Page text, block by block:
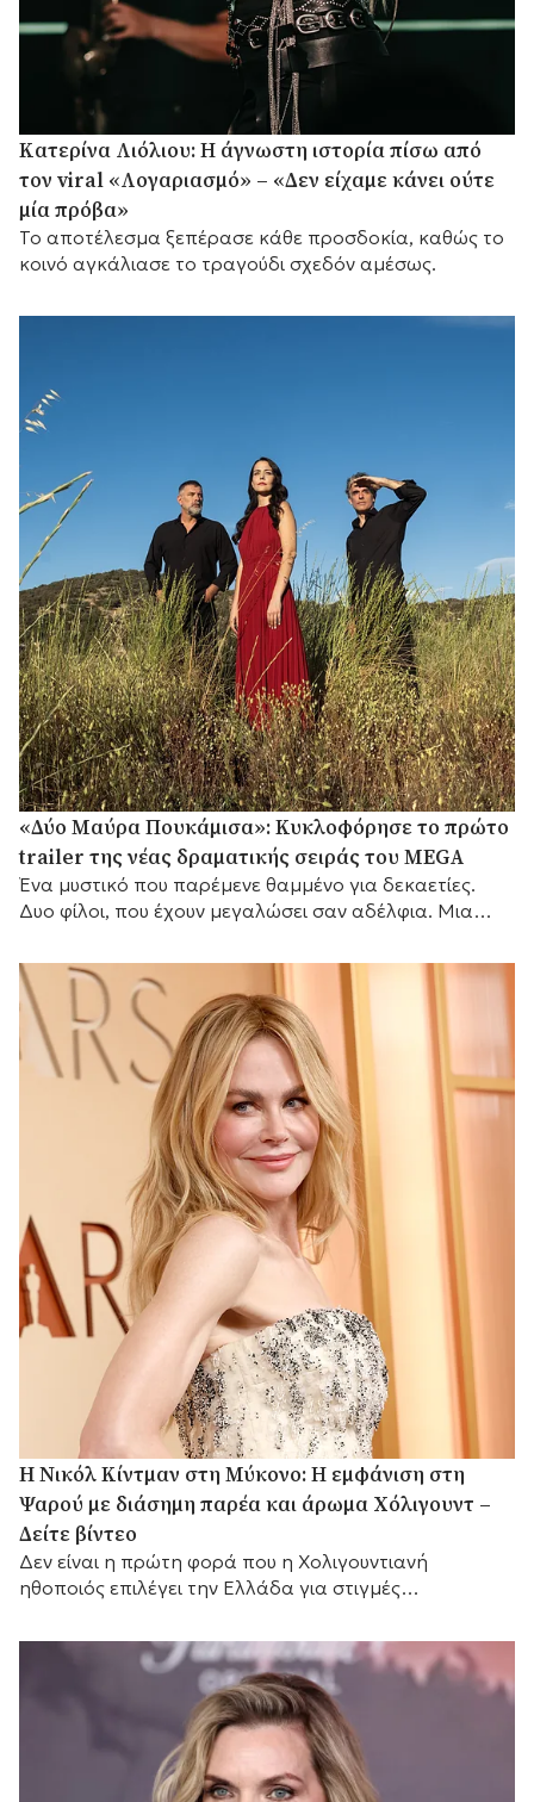
Κατερίνα Λιόλιου: Η άγνωστη ιστορία πίσω από
τον viral «Λογαριασμό» – «Δεν είχαμε κάνει ούτε
μία πρόβα»
Το αποτέλεσμα ξεπέρασε κάθε προσδοκία, καθώς το
κοινό αγκάλιασε το τραγούδι σχεδόν αμέσως.
«Δύο Μαύρα Πουκάμισα»: Κυκλοφόρησε το πρώτο
trailer της νέας δραματικής σειράς του MEGA
Ένα μυστικό που παρέμενε θαμμένο για δεκαετίες.
Δυο φίλοι, που έχουν μεγαλώσει σαν αδέλφια. Μια
H Νικόλ Κίντμαν στη Μύκονο: Η εμφάνιση στη
Ψαρού με διάσημη παρέα και άρωμα Χόλιγουντ –
Δείτε βίντεο
Δεν είναι η πρώτη φορά που η Χολιγουντιανή
ηθοποιός επιλέγει την Ελλάδα για στιγμές